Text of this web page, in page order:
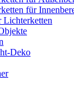
für
Deko